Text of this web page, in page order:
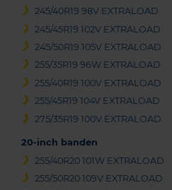
245/40R19 98V EXTRALOAD
245/45R19 102V EXTRALOAD
245/50R19 105V EXTRALOAD
255/35R19 96W EXTRALOAD
255/40R19 100V EXTRALOAD
255/45R19 104V EXTRALOAD
275/35R19 100V EXTRALOAD
20-inch banden
255/40R20 101W EXTRALOAD
255/50R20 109V EXTRALOAD